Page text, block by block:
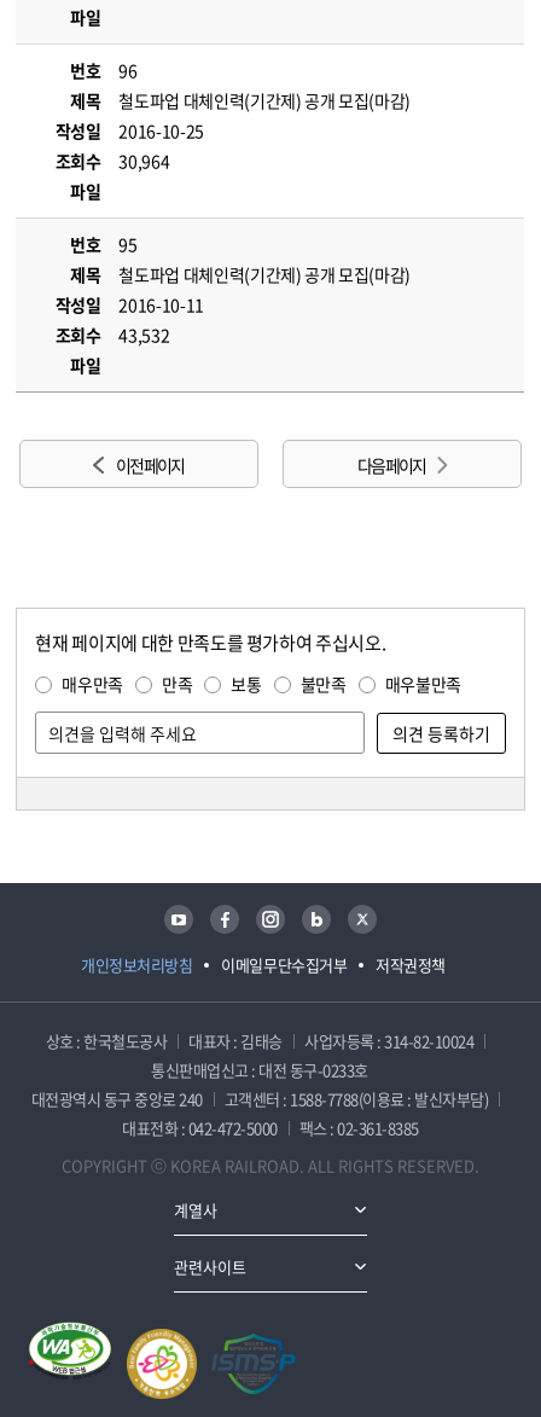
파일
번호
96
제목
철도파업 대체인력(기간제) 공개 모집(마감)
작성일
2016-10-25
조회수
30,964
파일
번호
95
제목
철도파업 대체인력(기간제) 공개 모집(마감)
작성일
2016-10-11
조회수
43,532
파일
이전 페이지 다음 페이지
현재 페이지에 대한 만족도를 평가하여 주십시오.
매우만족 만족 보통 불만족 매우불만족
개인정보처리방침 이메일무단수집거부 저작권정책
유튜브 페이스북 인스타그램 블로그 트위터
상호 : 한국철도공사 대표자 : 김태승
사업자등록 : 314-82-10024
통신판매업신고 : 대전 동구-0233호
대전광역시 동구 중앙로 240
고객센터 : 1588-7788(이용료 : 발신자부담)
대표전화 : 042-472-5000
팩스 : 02-361-8385
COPYRIGHT ⓒ KOREA RAILROAD. ALL RIGHTS RESERVED.
계열사
관련사이트